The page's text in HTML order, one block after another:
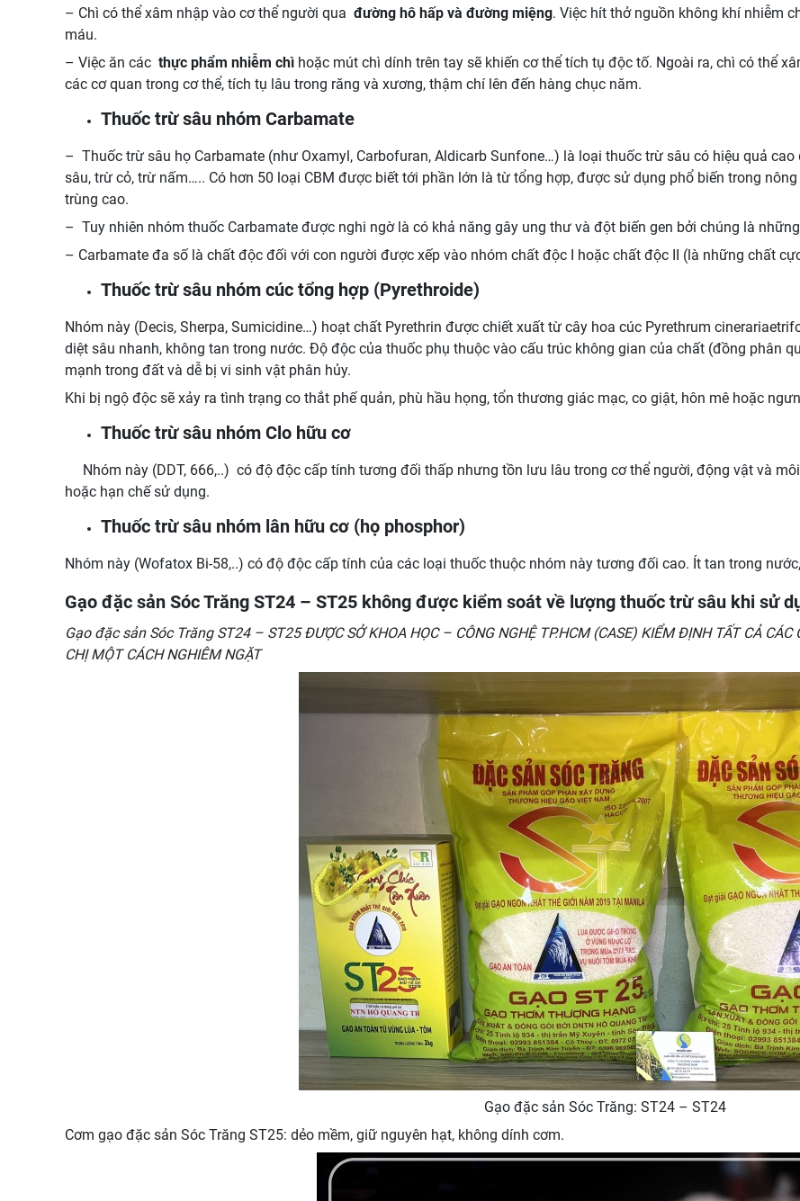
– Chì có thể xâm nhập vào cơ thể người qua đường hô hấp và đường miệng. Việc hít thở nguồn không khí nhiễm
máu.
– Việc ăn các thực phẩm nhiễm chì hoặc mút chì dính trên tay sẽ khiến cơ thể tích tụ độc tố. Ngoài ra, chì có thể
các cơ quan trong cơ thể, tích tụ lâu trong răng và xương, thậm chí lên đến hàng chục năm.
Thuốc trừ sâu nhóm Carbamate
– Thuốc trừ sâu họ Carbamate (như Oxamyl, Carbofuran, Aldicarb Sunfone…) là loại thuốc trừ sâu có hiệu quả
sâu, trừ cỏ, trừ nấm….. Có hơn 50 loại CBM được biết tới phần lớn là từ tổng hợp, được sử dụng phổ biến trong
trùng cao.
– Tuy nhiên nhóm thuốc Carbamate được nghi ngờ là có khả năng gây ung thư và đột biến gen bởi chúng là
– Carbamate đa số là chất độc đối với con người được xếp vào nhóm chất độc I hoặc chất độc II (là những chất
Thuốc trừ sâu nhóm cúc tổng hợp (Pyrethroide)
Nhóm này (Decis, Sherpa, Sumicidine…) hoạt chất Pyrethrin được chiết xuất từ cây hoa cúc Pyrethrum
diệt sâu nhanh, không tan trong nước. Độ độc của thuốc phụ thuộc vào cấu trúc không gian của chất (đồng phân
mạnh trong đất và dễ bị vi sinh vật phân hủy.
Khi bị ngộ độc sẽ xảy ra tình trạng co thắt phế quản, phù hầu họng, tổn thương giác mạc, co giật, hôn mê hoặc
Thuốc trừ sâu nhóm Clo hữu cơ
Nhóm này (DDT, 666,..) có độ độc cấp tính tương đối thấp nhưng tồn lưu lâu trong cơ thể người, động vật và
hoặc hạn chế sử dụng.
Thuốc trừ sâu nhóm lân hữu cơ (họ phosphor)
Nhóm này (Wofatox Bi-58,..) có độ độc cấp tính của các loại thuốc thuộc nhóm này tương đối cao. Ít tan trong
Gạo đặc sản Sóc Trăng ST24 – ST25 không được kiểm soát về lượng thuốc trừ sâu khi sử
Gạo đặc sản Sóc Trăng ST24 – ST25 ĐƯỢC SỞ KHOA HỌC – CÔNG NGHỆ TP.HCM (CASE) KIỂM ĐỊNH TẤT CẢ CÁC
CHỊ MỘT CÁCH NGHIÊM NGẶT
Gạo đặc sản Sóc Trăng: ST24 – ST24
Cơm gạo đặc sản Sóc Trăng ST25: dẻo mềm, giữ nguyên hạt, không dính cơm.